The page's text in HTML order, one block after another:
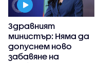
Здравният
министър: Няма да
допуснем ново
забавяне на